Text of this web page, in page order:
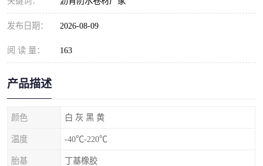
发布日期： 2026-08-09
阅 读 量： 163
产品描述
颜色 白 灰 黑 黄
温度 -40℃-220℃
胎基 丁基橡胶